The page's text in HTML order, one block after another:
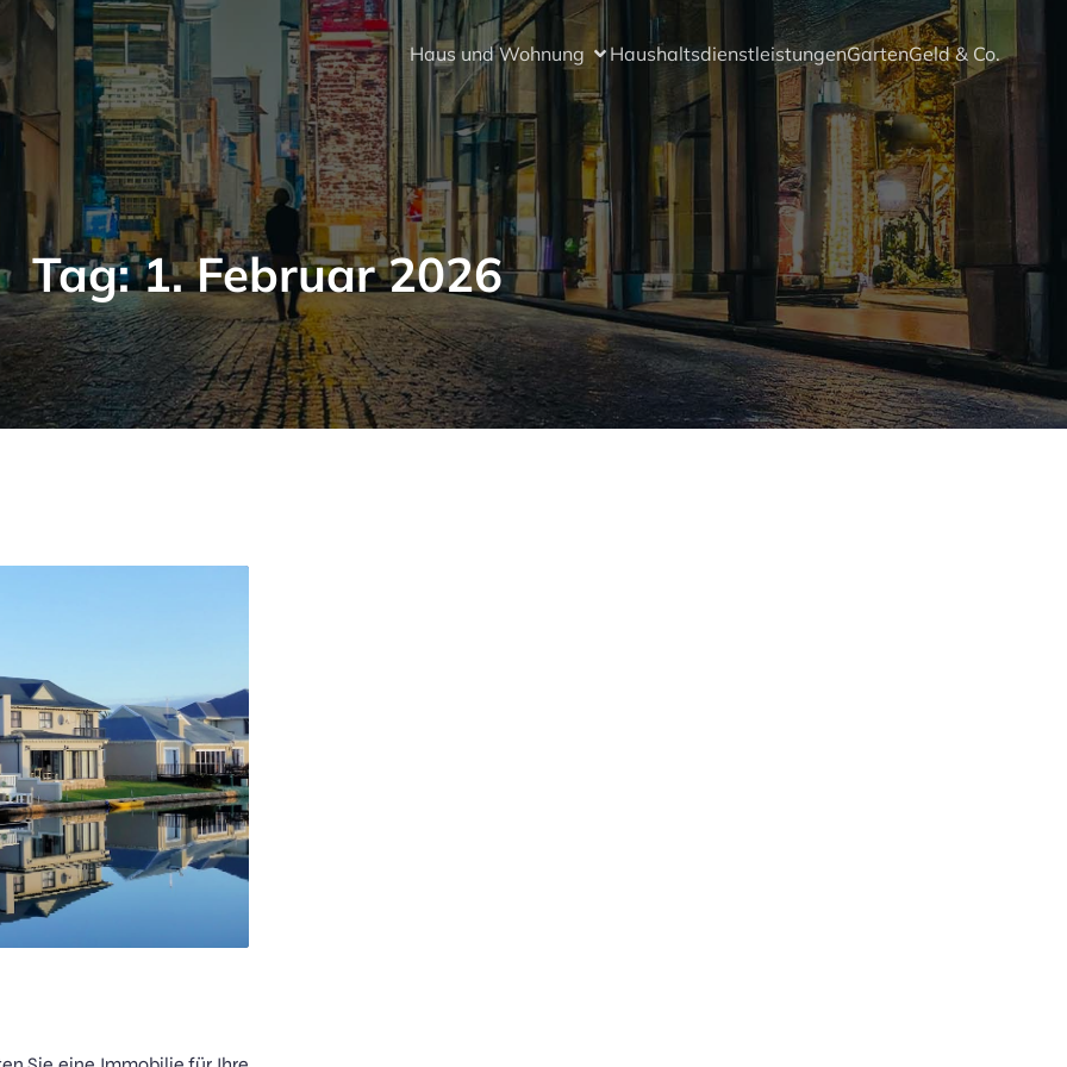
Haus und Wohnung HaushaltsdienstleistungenGartenGeld & Co.
Tag:1. Februar 2026